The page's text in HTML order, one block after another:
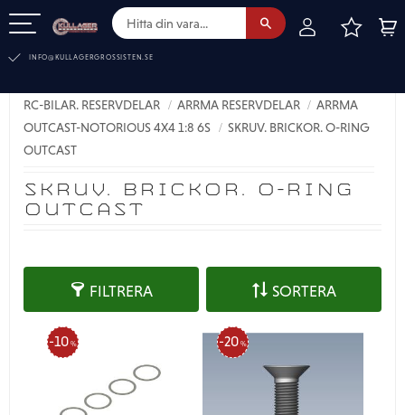
INFO@KULLAGERGROSSISTEN.SE
SKRUV. BRICKOR. O-RING
OUTCAST
RC-BILAR. RESERVDELAR ARRMA RESERVDELAR
ARRMA
OUTCAST-NOTORIOUS 4X4 1:8 6S
SKRUV. BRICKOR. O-RING
OUTCAST
FILTRERA SORTERA
10 % 20 %